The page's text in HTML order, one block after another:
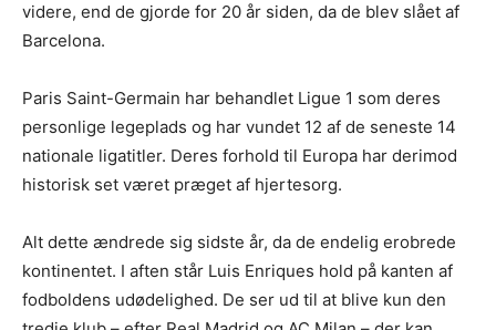
videre, end de gjorde for 20 år siden, da de blev slået af
Barcelona.
Paris Saint-Germain har behandlet Ligue 1 som deres
personlige legeplads og har vundet 12 af de seneste 14
nationale ligatitler. Deres forhold til Europa har derimod
historisk set været præget af hjertesorg.
Alt dette ændrede sig sidste år, da de endelig erobrede
kontinentet. I aften står Luis Enriques hold på kanten af
fodboldens udødelighed. De ser ud til at blive kun den